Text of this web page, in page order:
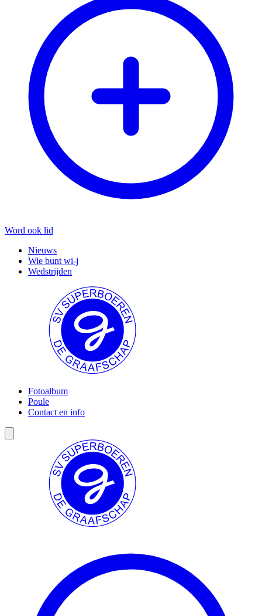
Word ook lid
Nieuws
Wie bunt wi-j
Wedstrijden
Fotoalbum
Poule
Contact en info